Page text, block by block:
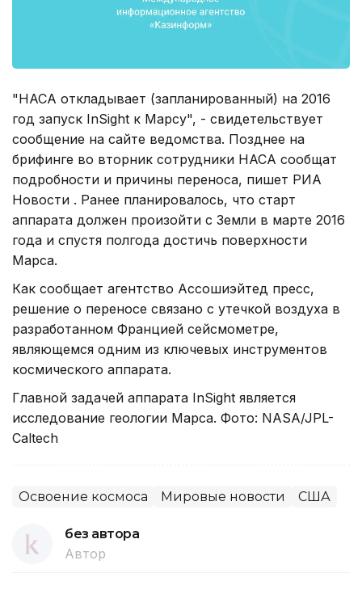
"НАСА откладывает (запланированный) на 2016
год запуск InSight к Марсу", - свидетельствует
сообщение на сайте ведомства. Позднее на
брифинге во вторник сотрудники НАСА сообщат
подробности и причины переноса, пишет РИА
Новости . Ранее планировалось, что старт
аппарата должен произойти с Земли в марте 2016
года и спустя полгода достичь поверхности
Марса.
Как сообщает агентство Ассошиэйтед пресс,
решение о переносе связано с утечкой воздуха в
разработанном Францией сейсмометре,
являющемся одним из ключевых инструментов
космического аппарата.
Главной задачей аппарата InSight является
исследование геологии Марса. Фото: NASA/JPL-
Caltech
Освоение космоса Мировые новости США
без автора
Автор